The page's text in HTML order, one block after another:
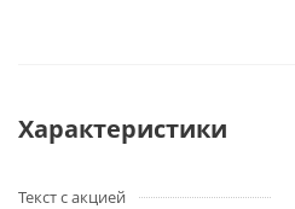
Характеристики
Текст с акцией